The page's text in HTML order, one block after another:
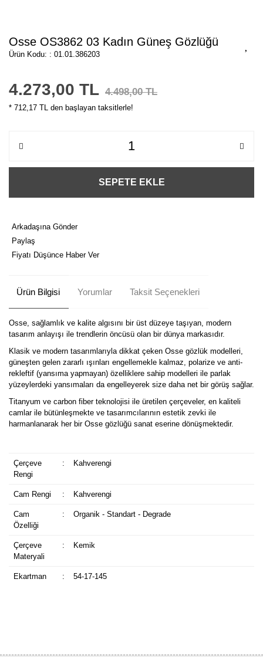
Osse OS3862 03 Kadın Güneş Gözlüğü
Ürün Kodu: : 01.01.386203
4.273,00 TL 4.498,00 TL
* 712,17 TL den başlayan taksitlerle!
SEPETE EKLE
Arkadaşına Gönder
Paylaş
Fiyatı Düşünce Haber Ver
Ürün Bilgisi Yorumlar Taksit Seçenekleri
Osse, sağlamlık ve kalite algısını bir üst düzeye taşıyan, modern
tasarım anlayışı ile trendlerin öncüsü olan bir dünya markasıdır.
Klasik ve modern tasarımlarıyla dikkat çeken Osse gözlük modelleri,
güneşten gelen zararlı ışınları engellemekle kalmaz, polarize ve anti-
rekleftif (yansıma yapmayan) özelliklere sahip modelleri ile parlak
yüzeylerdeki yansımaları da engelleyerek size daha net bir görüş sağlar.
Titanyum ve carbon fiber teknolojisi ile üretilen çerçeveler, en kaliteli
camlar ile bütünleşmekte ve tasarımcılarının estetik zevki ile
harmanlanarak her bir Osse gözlüğü sanat eserine dönüşmektedir.
Çerçeve
Rengi
: Kahverengi
Cam Rengi : Kahverengi
Cam
Özelliği
: Organik - Standart - Degrade
Çerçeve
Materyali
: Kemik
Ekartman : 54-17-145